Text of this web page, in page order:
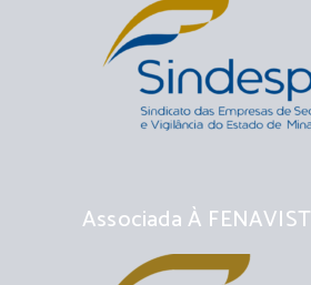
Associada À FENAVIST